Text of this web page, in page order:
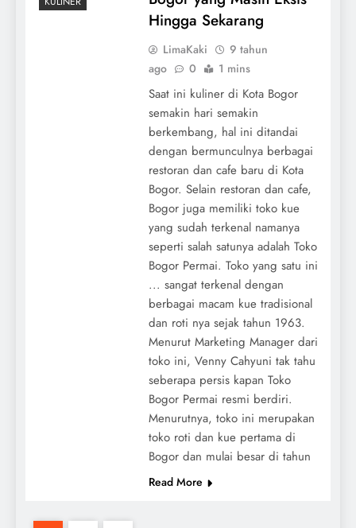
Hingga Sekarang
LimaKaki
9 tahun
ago
0 1 mins
Saat ini kuliner di Kota Bogor
semakin hari semakin
berkembang, hal ini ditandai
dengan bermunculnya berbagai
restoran dan cafe baru di Kota
Bogor. Selain restoran dan cafe,
Bogor juga memiliki toko kue
yang sudah terkenal namanya
seperti salah satunya adalah Toko
Bogor Permai. Toko yang satu ini
... sangat terkenal dengan
berbagai macam kue tradisional
dan roti nya sejak tahun 1963.
Menurut Marketing Manager dari
toko ini, Venny Cahyuni tak tahu
seberapa persis kapan Toko
Bogor Permai resmi berdiri.
Menurutnya, toko ini merupakan
toko roti dan kue pertama di
Bogor dan mulai besar di tahun
Read More